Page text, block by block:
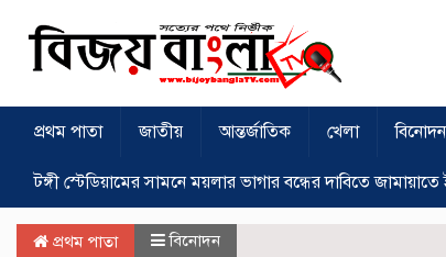
প্রথম পাতা জাতীয় আন্তর্জাতিক খেলা বিনোদন
টঙ্গী স্টেডিয়ামের সামনে ময়লার ভাগার বন্ধের দাবিতে
প্রথম পাতা বিনোদন